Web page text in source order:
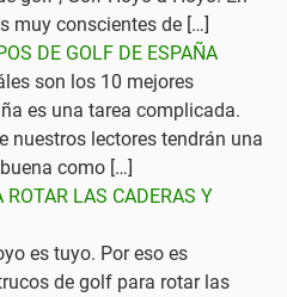
muy conscientes de […]
DE GOLF DE ESPAÑA
son los 10 mejores
es una tarea complicada.
nuestros lectores tendrán una
como […]
ROTAR LAS CADERAS Y
es tuyo. Por eso es
de golf para rotar las